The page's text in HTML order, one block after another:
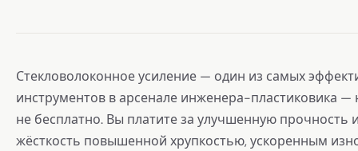
Стекловолоконное усиление — один из самых
инструментов в арсенале инженера-пластиковика —
не бесплатно. Вы платите за улучшенную прочность
жёсткость повышенной хрупкостью, ускоренным